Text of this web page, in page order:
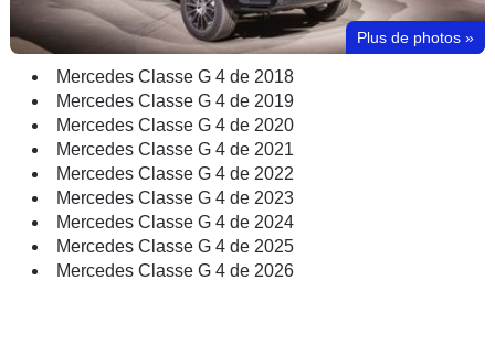
Plus de photos »
Mercedes Classe G 4 de 2018
Mercedes Classe G 4 de 2019
Mercedes Classe G 4 de 2020
Mercedes Classe G 4 de 2021
Mercedes Classe G 4 de 2022
Mercedes Classe G 4 de 2023
Mercedes Classe G 4 de 2024
Mercedes Classe G 4 de 2025
Mercedes Classe G 4 de 2026